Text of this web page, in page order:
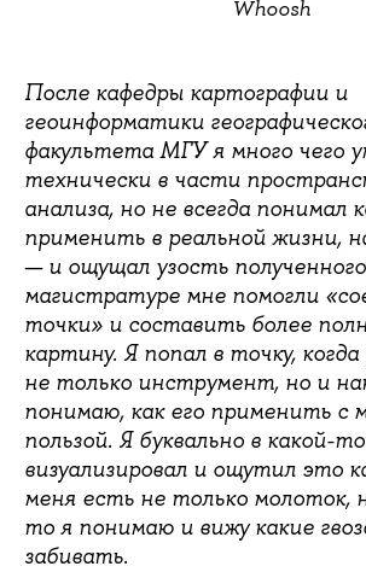
Whoosh
После кафедры картографии и
геоинформатики
факультета МГУ я много чего
технически в части
анализа, но не всегда понимал
применить в реальной жизни,
— и ощущал узость
магистратуре мне помогли
точки» и составить более
картину. Я попал в точку,
не только инструмент, но и
понимаю, как его применить с
пользой. Я буквально в какой-
визуализировал и ощутил это
меня есть не только молоток,
то я понимаю и вижу какие
забивать.